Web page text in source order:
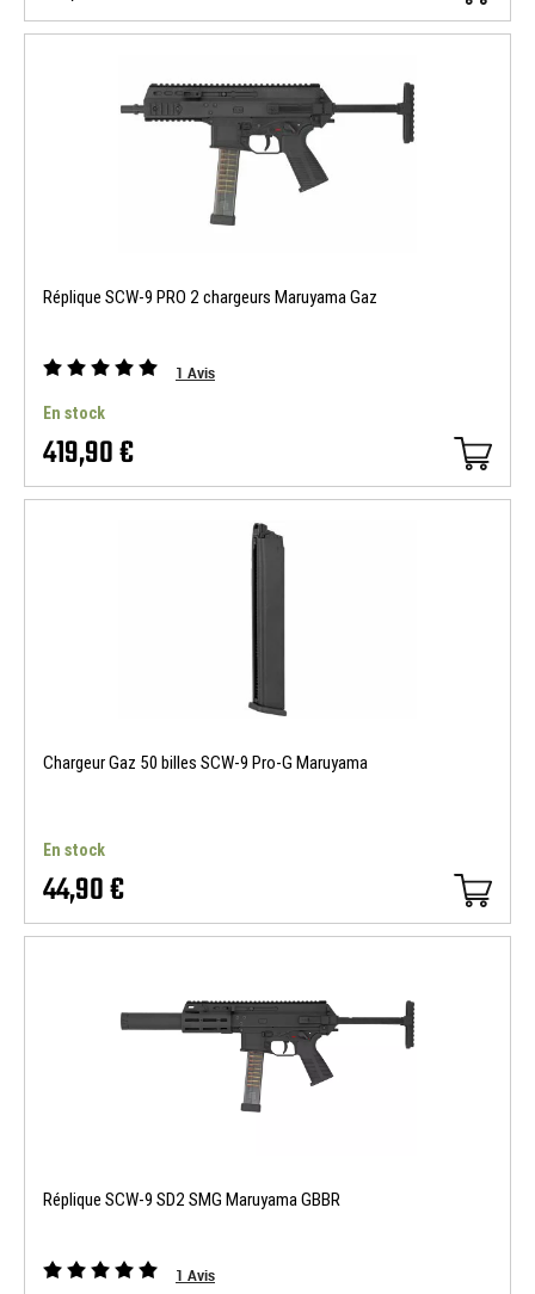
Réplique SCW-9 PRO 2 chargeurs Maruyama Gaz
1 Avis
En stock
419,90 €
Chargeur Gaz 50 billes SCW-9 Pro-G Maruyama
En stock
44,90 €
Réplique SCW-9 SD2 SMG Maruyama GBBR
1 Avis